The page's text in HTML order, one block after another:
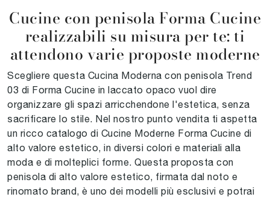
Cucine con penisola Forma Cucine
realizzabili su misura per te: ti
attendono varie proposte moderne
Scegliere questa Cucina Moderna con penisola Trend
03 di Forma Cucine in laccato opaco vuol dire
organizzare gli spazi arricchendone l'estetica, senza
sacrificare lo stile. Nel nostro punto vendita ti aspetta
un ricco catalogo di Cucine Moderne Forma Cucine di
alto valore estetico, in diversi colori e materiali alla
moda e di molteplici forme. Questa proposta con
penisola di alto valore estetico, firmata dal noto e
rinomato brand, è uno dei modelli più esclusivi e potrai